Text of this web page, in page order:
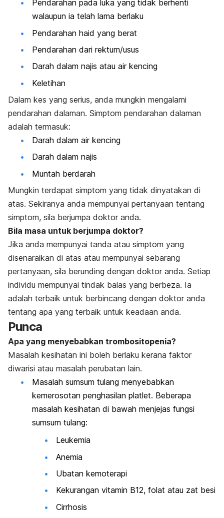
Pendarahan pada luka yang tidak berhenti
walaupun ia telah lama berlaku
Pendarahan haid yang berat
Pendarahan dari rektum/usus
Darah dalam najis atau air kencing
Keletihan
Dalam kes yang serius, anda mungkin mengalami
pendarahan dalaman. Simptom pendarahan dalaman
adalah termasuk:
Darah dalam air kencing
Darah dalam najis
Muntah berdarah
Mungkin terdapat simptom yang tidak dinyatakan di
atas. Sekiranya anda mempunyai pertanyaan tentang
simptom, sila berjumpa doktor anda.
Bila masa untuk berjumpa doktor?
Jika anda mempunyai tanda atau simptom yang
disenaraikan di atas atau mempunyai sebarang
pertanyaan, sila berunding dengan doktor anda. Setiap
individu mempunyai tindak balas yang berbeza. Ia
adalah terbaik untuk berbincang dengan doktor anda
tentang apa yang terbaik untuk keadaan anda.
Punca
Apa yang menyebabkan trombositopenia?
Masalah kesihatan ini boleh berlaku kerana faktor
diwarisi atau masalah perubatan lain.
Masalah sumsum tulang menyebabkan
kemerosotan penghasilan platlet. Beberapa
masalah kesihatan di bawah menjejas fungsi
sumsum tulang:
Leukemia
Anemia
Ubatan kemoterapi
Kekurangan vitamin B12, folat atau zat besi
Cirrhosis